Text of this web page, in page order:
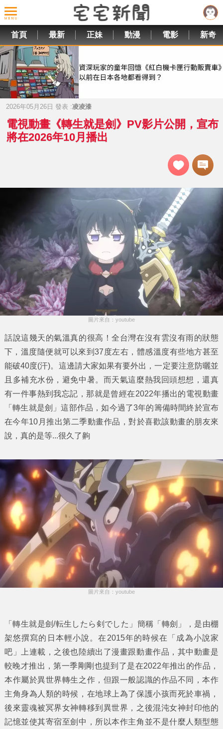
首頁 最新 正妹 動漫 電影 新奇
2026年05月26日 發表 :凌凌漆
電視動畫《轉生就是劍》PV影片公開，宣布
將在2026年10月播出
圖片來自：youtube
話說這幾天的氣溫真的很高！全台灣在沒有雲沒有雨的狀態
下，溫度隨便就可以來到37度左右，體感溫度有些地方甚至
能破40度(汗)。這邊請大家如果有要外出，一定要注意防曬並
且多補充水份，避免中暑。而天氣這麼熱我回頭想想，還真
有一件事熱到我忘記，那就是曾經在2022年播出的電視動畫
「轉生就是劍 」這部作品，如今過了3年的籌備時間終於宣布
在今年10月推出第二季動畫作品，對於喜歡該動畫的朋友來
說，真的是等...很久了齁
圖片來自：youtube
「轉生就是劍/転生したら剣でした」簡稱「轉劍」，是由棚
架悠撰寫的日本輕小說。在2015年的時候在「成為小說家
吧」上連載，之後也陸續出了漫畫跟動畫作品，其中動畫是
較晚才推出，第一季剛剛也提到了是在2022年推出的作品，
本作屬於異世界轉生之作，但跟一般認識的作品不同，本作
主角身為人類的時候，在地球上為了保護小孩而死於車禍，
後來靈魂被冥界女神轉移到異世界，之後混沌女神封印他的
記憶並使其寄宿至劍中，所以本作主角並不是什麼人類型態